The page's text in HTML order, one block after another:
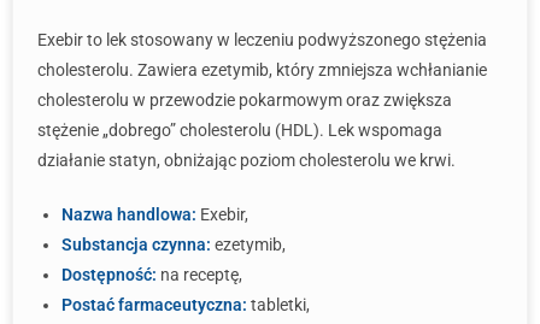
Exebir to lek stosowany w leczeniu podwyższonego stężenia
cholesterolu. Zawiera ezetymib, który zmniejsza wchłanianie
cholesterolu w przewodzie pokarmowym oraz zwiększa
stężenie „dobrego” cholesterolu (HDL). Lek wspomaga
działanie statyn, obniżając poziom cholesterolu we krwi.
Nazwa handlowa: Exebir,
Substancja czynna: ezetymib,
Dostępność: na receptę,
Postać farmaceutyczna: tabletki,